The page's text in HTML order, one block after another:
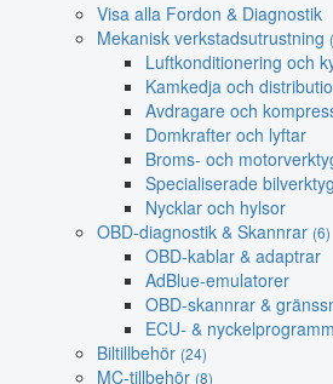
Visa alla Fordon & Diagnostik
Mekanisk verkstadsutrustning
Luftkonditionering och
Kamkedja och
Avdragare och
Domkrafter och lyftar
Broms- och
Specialiserade bilverktyg
Nycklar och hylsor
OBD-diagnostik & Skannrar (6)
OBD-kablar & adaptrar
AdBlue-emulatorer
OBD-skannrar &
ECU- &
Biltillbehör (24)
MC-tillbehör (8)